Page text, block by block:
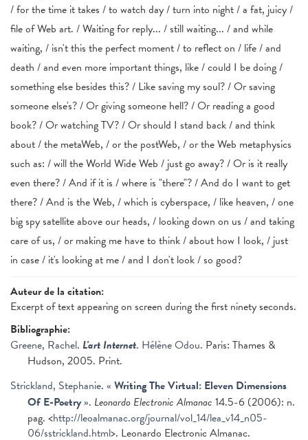
/ for the time it takes / to watch day / turn into night / a fat, juicy /
file of Web art. / Waiting for reply... / still waiting... / and while
waiting, / isn't this the perfect moment / to reflect on / life / and
death / and even more important things, like / could I be doing /
something else besides this? / Like saving my soul? / Or saving
someone else's? / Or giving someone hell? / Or reading a good
book? / Or watching TV? / Or should I stand back / and think
about / the metaWeb, / or the postWeb, / or the Web metaphysics
such as: / will the World Wide Web / just go away? / Or is it really
even there? / And if it is / where is "there"? / And do I want to get
there? / And is the Web, / which is cyberspace, / like heaven, / one
big spy satellite above our heads, / looking down on us / and taking
care of us, / or making me have to think / about how I look, / just
in case / it's looking at me / and I don't look / so good?
Auteur de la citation:
Excerpt of text appearing on screen during the first ninety seconds.
Bibliographie:
Greene, Rachel. L'art Internet. Hélène Odou. Paris: Thames &
Hudson, 2005. Print.
Strickland, Stephanie. « Writing The Virtual: Eleven Dimensions
Of E-Poetry». Leonardo Electronic Almanac 14.5-6 (2006): n.
pag. <http://leoalmanac.org/journal/vol_14/lea_v14_n05-
06/sstrickland.html>. Leonardo Electronic Almanac.